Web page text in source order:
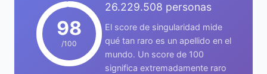
98
/100
26.229.508 personas
El score de singularidad mide
qué tan raro es un apellido en el
mundo. Un score de 100
significa extremadamente raro